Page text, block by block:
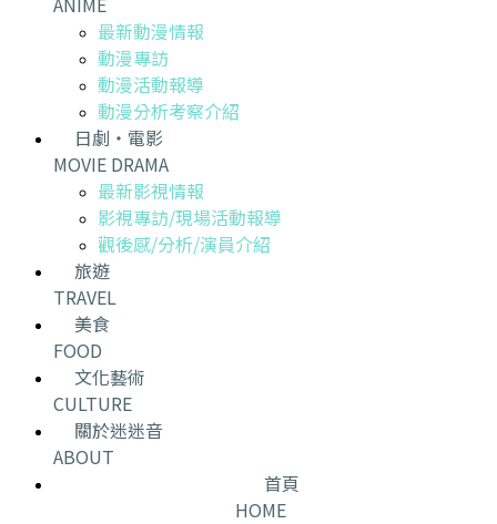
最新動漫情報
動漫專訪
動漫活動報導
動漫分析考察介紹
日劇・電影
MOVIE DRAMA
最新影視情報
影視專訪/現場活動報導
觀後感/分析/演員介紹
旅遊
TRAVEL
美食
FOOD
文化藝術
CULTURE
關於迷迷音
ABOUT
首頁
HOME